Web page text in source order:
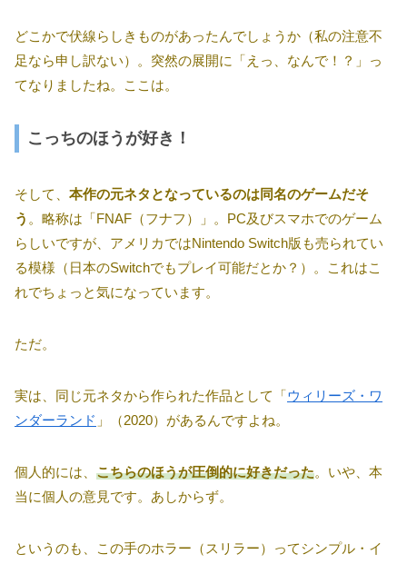
どこかで伏線らしきものがあったんでしょうか（私の注意不
足なら申し訳ない）。突然の展開に「えっ、なんで！？」っ
てなりましたね。ここは。
こっちのほうが好き！
そして、 本作の元ネタとなっているのは同名のゲームだそ
う 。略称は「FNAF（フナフ）」。PC及びスマホでのゲーム
らしいですが、アメリカではNintendo Switch版も売られてい
る模様（日本のSwitchでもプレイ可能だとか？）。これはこ
れでちょっと気になっています。
ただ。
実は、同じ元ネタから作られた作品として「ウィリーズ・ワ
ンダーランド 」（2020）があるんですよね。
個人的には、 こちらのほうが圧倒的に好きだった。いや、本
当に個人の意見です。あしからず。
というのも、この手のホラー（スリラー）ってシンプル・イ